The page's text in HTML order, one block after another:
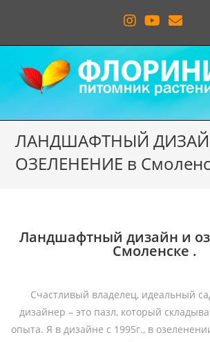
ЛАНДШАФТНЫЙ
ОЗЕЛЕНЕНИЕ в
Ландшафтный дизайн и
Смоленске .
Счастливый владелец, идеальный
дизайнер – это пазл, который
опыта. Я в дизайне с 1995г., в